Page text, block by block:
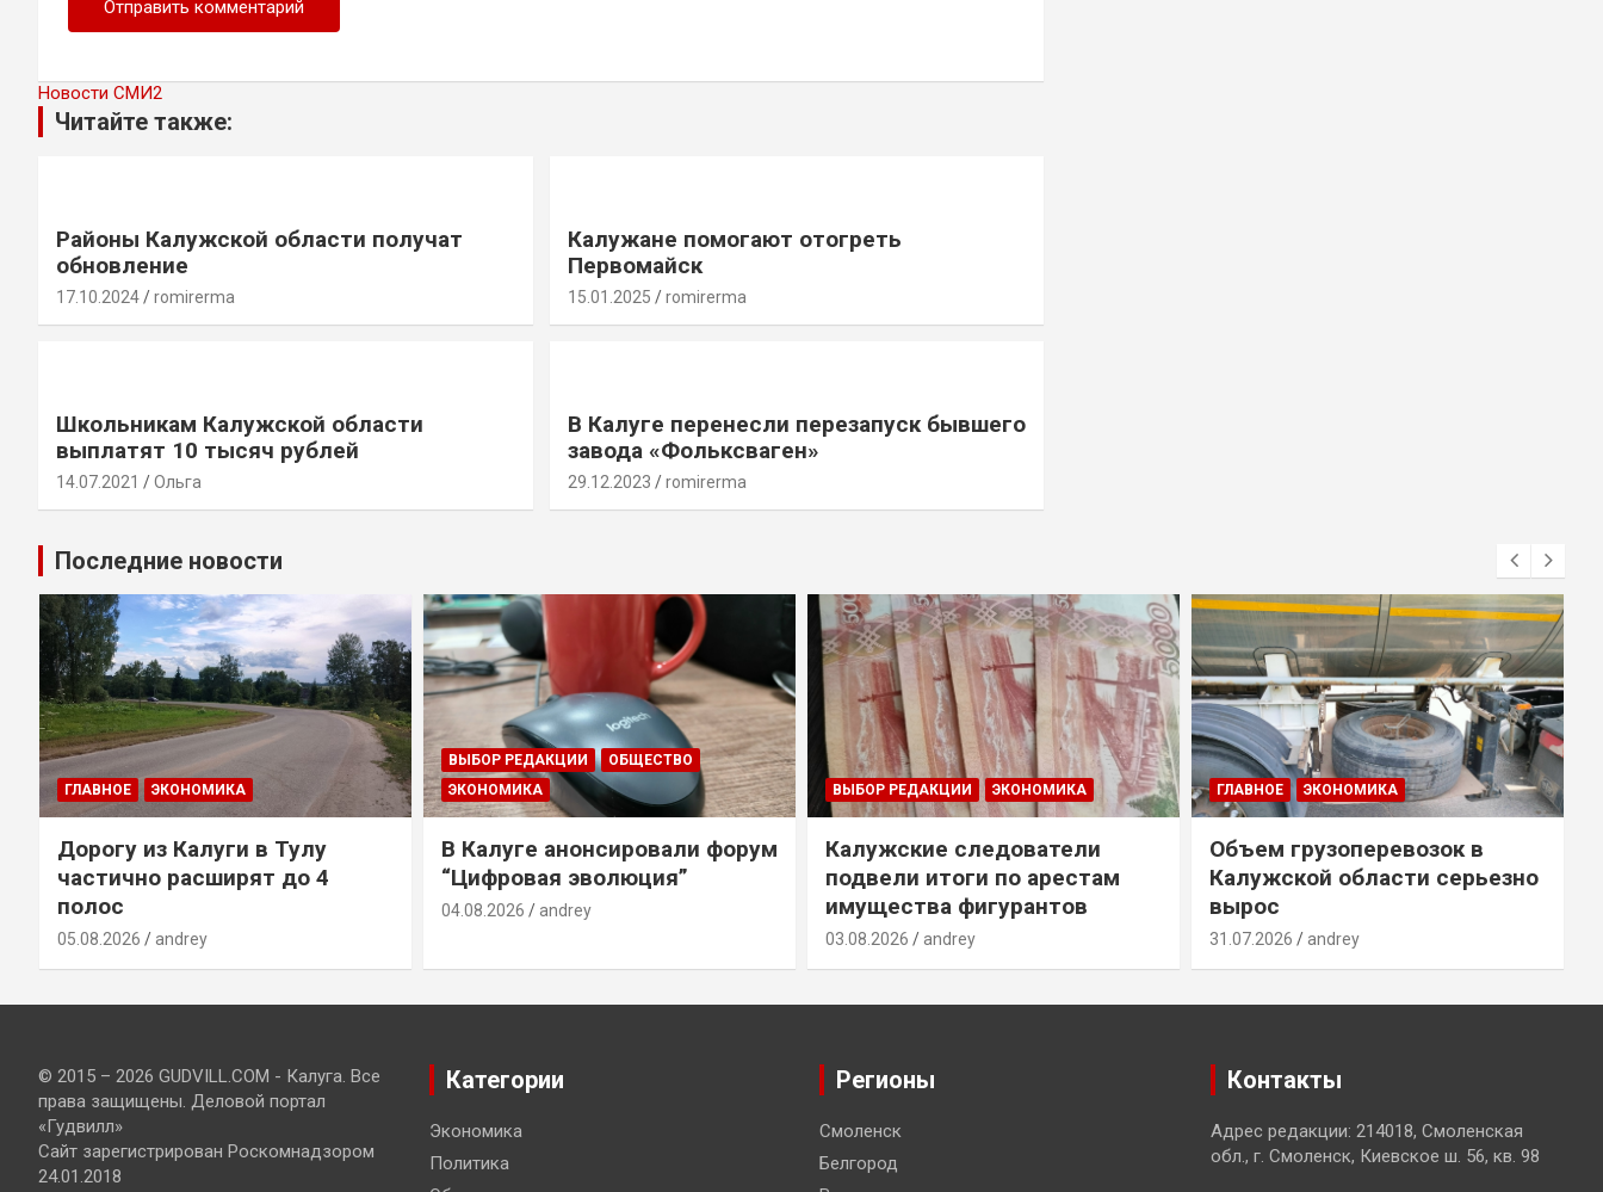
Новости СМИ2
Читайте также:
Районы Калужской области получат
обновление
17.10.2024 romirerma
Калужане помогают отогреть
Первомайск
15.01.2025 romirerma
Школьникам Калужской области
выплатят 10 тысяч рублей
14.07.2021 Ольга
В Калуге перенесли перезапуск бывшего
завода «Фольксваген»
29.12.2023 romirerma
Последние новости
ГЛАВНОЕ ЭКОНОМИКА
Дорогу из Калуги в Тулу
частично расширят до 4
полос
05.08.2026 andrey
ВЫБОР РЕДАКЦИИ
ОБЩЕСТВО
ЭКОНОМИКА
В Калуге анонсировали форум
“Цифровая эволюция”
04.08.2026 andrey
ВЫБОР РЕДАКЦИИ ЭКОНОМИКА
Калужские следователи
подвели итоги по арестам
имущества фигурантов
03.08.2026 andrey
ГЛАВНОЕ ЭКОНОМИКА
Объем грузоперевозок в
Калужской области серьезно
вырос
31.07.2026 andrey
© 2015 – 2026 GUDVILL.COM - Калуга. Все
права защищены. Деловой портал
«Гудвилл»
Сайт зарегистрирован Роскомнадзором
24.01.2018
Категории
Экономика
Политика
Регионы
Смоленск
Белгород
Контакты
Адрес редакции: 214018, Смоленская
обл., г. Смоленск, Киевское ш. 56, кв. 98